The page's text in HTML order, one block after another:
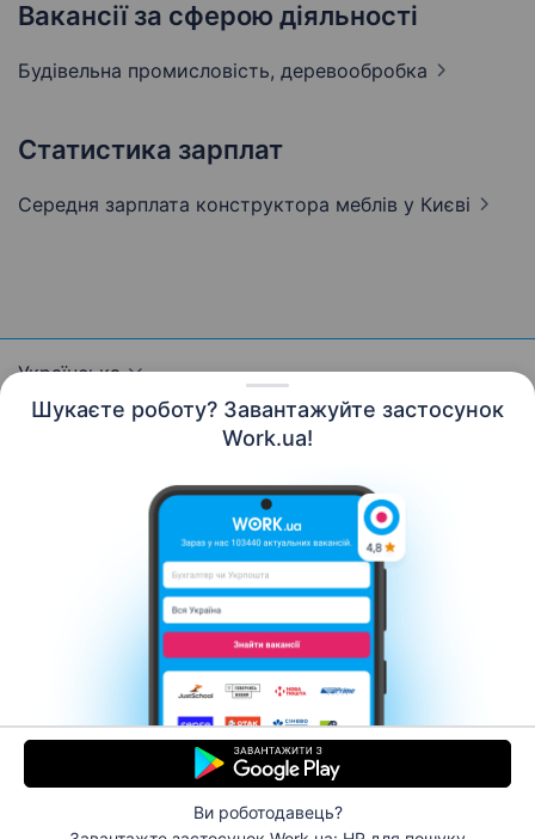
Шукаєте роботу? Завантажуйте застосунок
Work.ua!
Ви роботодавець?
Вакансії за сферою діяльності
Будівельна промисловість, деревообробка
Статистика зарплат
Середня зарплата конструктора меблів у Києві
Українська
Контакти Про нас
Кар’єра
Новини Work.ua
Допомога Умови використання
Роботодавцю
© 2006–2026 Work.ua. Сервіс пошуку роботи №1 в